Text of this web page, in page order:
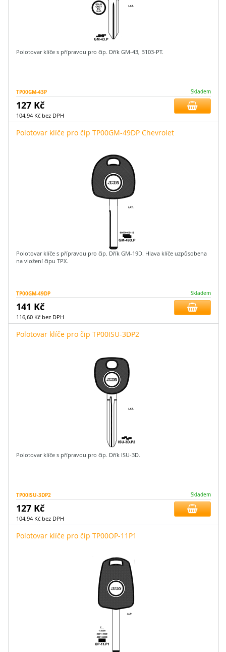
Polotovar klíče s přípravou pro čip. Dřík GM-43, B103-PT.
TP00GM-43P Skladem
127 Kč
104,94 Kč bez DPH
Polotovar klíče pro čip TP00GM-49DP Chevrolet
Polotovar klíče s přípravou pro čip. Dřík GM-19D. Hlava klíče uzpůsobena
na vložení čipu TPX.
TP00GM-49DP Skladem
141 Kč
116,60 Kč bez DPH
Polotovar klíče pro čip TP00ISU-3DP2
Polotovar klíče s přípravou pro čip. Dřík ISU-3D.
TP00ISU-3DP2 Skladem
127 Kč
104,94 Kč bez DPH
Polotovar klíče pro čip TP00OP-11P1